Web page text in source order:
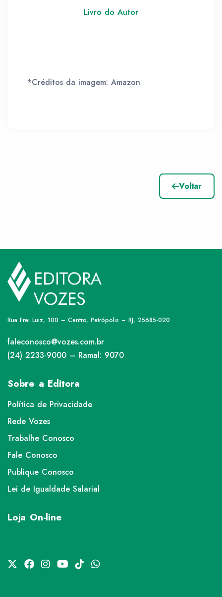
Livro do Autor
*Créditos da imagem: Amazon
Voltar
Rua Frei Luiz, 100 – Centro, Petrópolis – RJ, 25685-020
faleconosco@vozes.com.br
(24) 2233-9000 – Ramal: 9070
Sobre a Editora
Política de Privacidade
Rede Vozes
Trabalhe Conosco
Fale Conosco
Publique Conosco
Lei de Igualdade Salarial
Loja On-line